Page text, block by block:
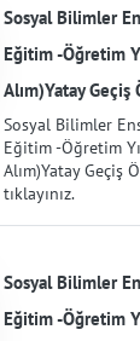
Sosyal Bilimler
Eğitim -Öğretim
Alım)Yatay Geçiş
Sosyal Bilimler
Eğitim -Öğretim
Alım)Yatay Geçiş
tıklayınız.
Sosyal Bilimler
Eğitim -Öğretim